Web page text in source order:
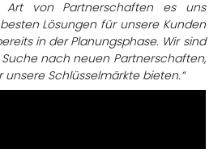
Art von Partnerschaften es uns
Lösungen für unsere Kunden
in der Planungsphase. Wir sind
nach neuen Partnerschaften,
Schlüsselmärkte bieten.“